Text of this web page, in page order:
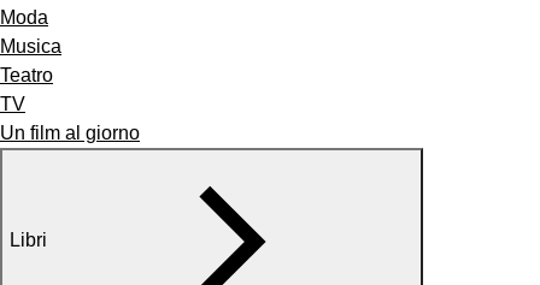
Moda
Musica
Teatro
TV
Un film al giorno
Libri